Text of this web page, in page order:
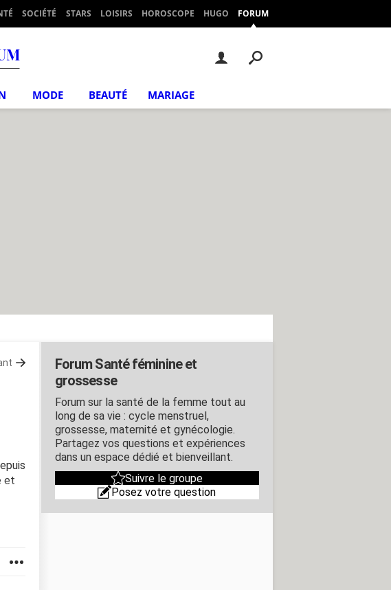
SOCIÉTÉ STARS LOISIRS HOROSCOPE HUGO FORUM
MODE BEAUTÉ MARIAGE
et
Forum Santé féminine et
grossesse
Forum sur la santé de la femme tout au
long de sa vie : cycle menstruel,
grossesse, maternité et gynécologie.
Partagez vos questions et expériences
dans un espace dédié et bienveillant.
Suivre le groupe
Posez votre question